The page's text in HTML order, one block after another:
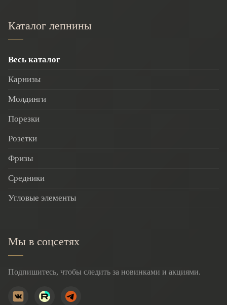
Каталог лепнины
Весь каталог
Карнизы
Молдинги
Порезки
Розетки
Фризы
Средники
Угловые элементы
Мы в соцсетях
Подпишитесь, чтобы следить за новинками и акциями.